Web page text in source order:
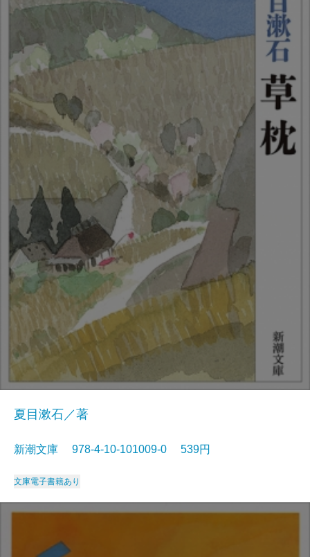
夏目漱石／著
新潮文庫 978-4-10-101009-0 539円
文庫電子書籍あり